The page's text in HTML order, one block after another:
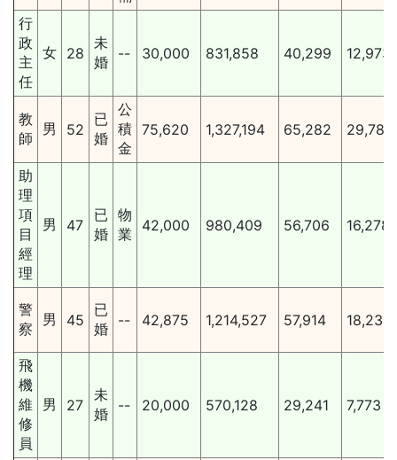
行
政
主
任
女 28
未
婚
-- 30,000 831,858 40,299 12,973
教
師
男 52
已
婚
公
積
金
75,620 1,327,194 65,282 29,781
助
理
項
目
經
理
男 47
已
婚
物
業
42,000 980,409 56,706 16,278
警
察
男 45
已
婚
-- 42,875 1,214,527 57,914 18,232
飛
機
維
修
員
男 27
未
婚
-- 20,000 570,128 29,241 7,773